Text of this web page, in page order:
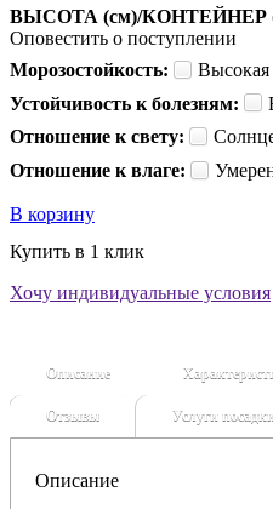
ВЫСОТА (см)/КОНТЕЙНЕР
Оповестить о поступлении
Морозостойкость:
Высокая
Устойчивость к болезням:
Отношение к свету:
Отношение к влаге:
В корзину
Купить в 1 клик
Хочу индивидуальные условия
Описание
Отзывы Услуги
Описание